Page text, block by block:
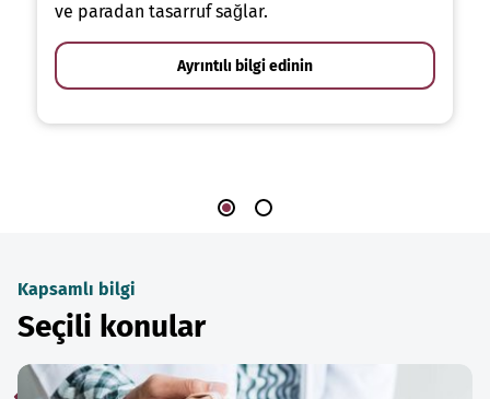
ve paradan tasarruf sağlar.
Ayrıntılı bilgi edinin
Kapsamlı bilgi
Seçili konular